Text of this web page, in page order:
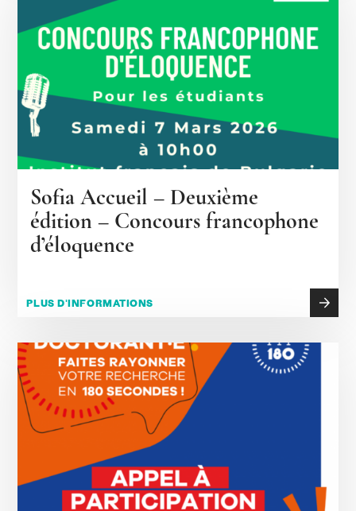
Sofia Accueil – Deuxième
édition – Concours francophone
d’éloquence
PLUS D'INFORMATIONS